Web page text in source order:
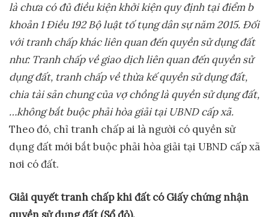
là chưa có đủ điều kiện khởi kiện quy định tại điểm b
khoản 1 Điều 192 Bộ luật tố tụng dân sự năm 2015. Đối
với tranh chấp khác liên quan đến quyền sử dụng đất
như: Tranh chấp về giao dịch liên quan đến quyền sử
dụng đất, tranh chấp về thừa kế quyền sử dụng đất,
chia tài sản chung của vợ chồng là quyền sử dụng đất,
…không bắt buộc phải hòa giải tại UBND cấp xã.
Theo đó, chỉ tranh chấp ai là người có quyền sử
dụng đất mới bắt buộc phải hòa giải tại UBND cấp xã
nơi có đất.
Giải quyết tranh chấp khi đất có Giấy chứng nhận